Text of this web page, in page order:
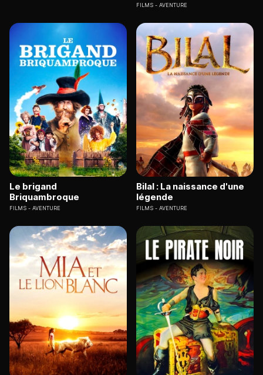
FILMS AVENTURE
Le brigand
Briquambroque
FILMS AVENTURE
Bilal : La naissance d'une
légende
FILMS AVENTURE